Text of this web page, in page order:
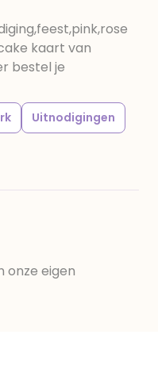
kaart van
bestel je
Uitnodigingen
onze eigen